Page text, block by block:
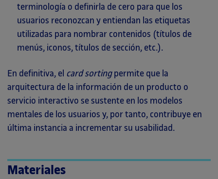
terminología o definirla de cero para que los
usuarios reconozcan y entiendan las etiquetas
utilizadas para nombrar contenidos (títulos de
menús, iconos, títulos de sección, etc.).
En definitiva, el card sortingpermite que la
arquitectura de la información de un producto o
servicio interactivo se sustente en los modelos
mentales de los usuarios y, por tanto, contribuye en
última instancia a incrementar su usabilidad.
Materiales